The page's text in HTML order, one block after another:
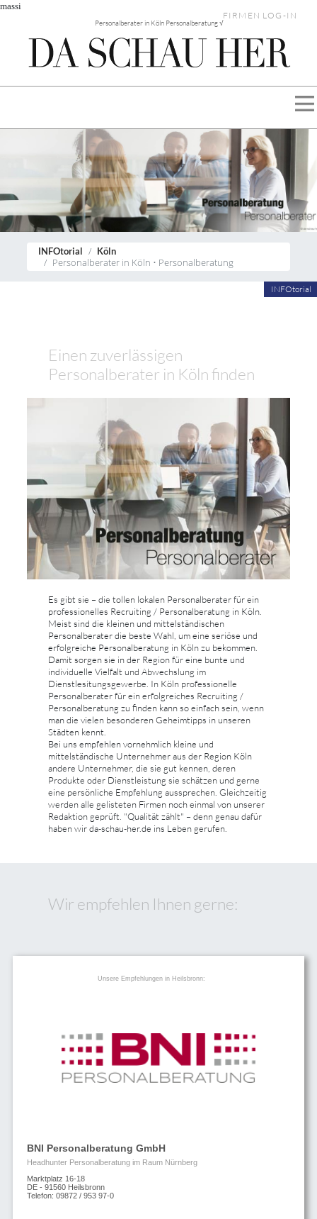
massi
Personalberater in Köln Personalberatung √
FIRMEN LOG-IN
INFOtorial Köln
Personalberater in Köln • Personalberatung
INFOtorial
Einen zuverlässigen
Personalberater in Köln finden
Es gibt sie – die tollen lokalen Personalberater für ein
professionelles Recruiting / Personalberatung in Köln.
Meist sind die kleinen und mittelständischen
Personalberater die beste Wahl, um eine seriöse und
erfolgreiche Personalberatung in Köln zu bekommen.
Damit sorgen sie in der Region für eine bunte und
individuelle Vielfalt und Abwechslung im
Dienstlesitungsgewerbe. In Köln professionelle
Personalberater für ein erfolgreiches Recruiting /
Personalberatung zu finden kann so einfach sein, wenn
man die vielen besonderen Geheimtipps in unseren
Städten kennt.
Bei uns empfehlen vornehmlich kleine und
mittelständische Unternehmer aus der Region Köln
andere Unternehmer, die sie gut kennen, deren
Produkte oder Dienstleistung sie schätzen und gerne
eine persönliche Empfehlung aussprechen. Gleichzeitig
werden alle gelisteten Firmen noch einmal von unserer
Redaktion geprüft. "Qualität zählt" – denn genau dafür
haben wir da-schau-her.de ins Leben gerufen.
Wir empfehlen Ihnen gerne:
Unsere Empfehlungen in Heilsbronn:
BNI Personalberatung GmbH
Headhunter Personalberatung im Raum Nürnberg
Marktplatz 16-18
DE - 91560 Heilsbronn
Telefon: 09872 / 953 97-0